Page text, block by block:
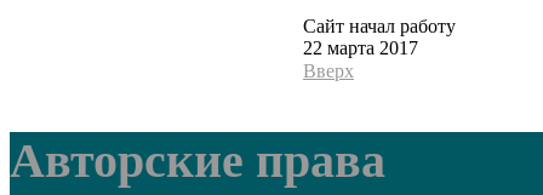
Сайт начал работу
22 марта 2017
Вверх
Авторские права